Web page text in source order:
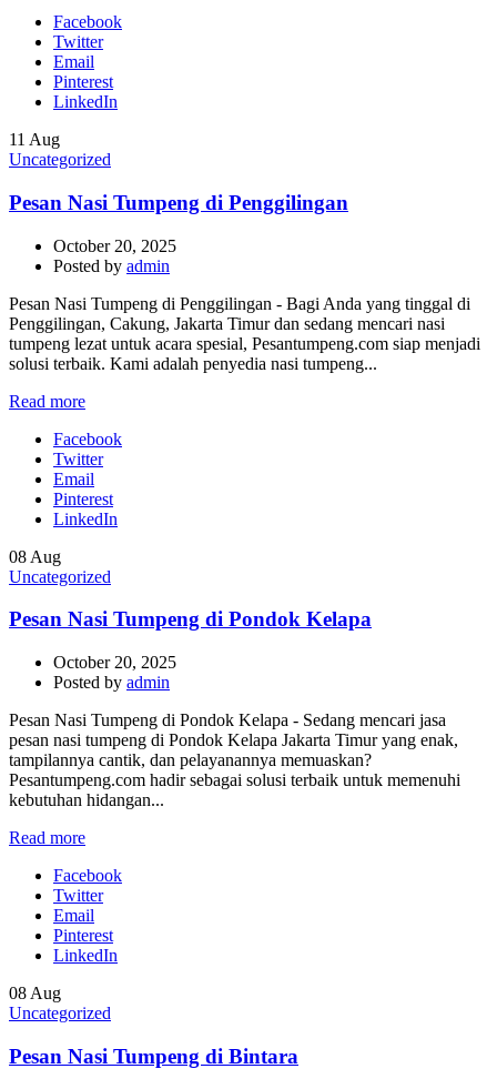
Facebook
Twitter
Email
Pinterest
LinkedIn
11 Aug
Uncategorized
Pesan Nasi Tumpeng di Penggilingan
October 20, 2025
Posted by admin
Pesan Nasi Tumpeng di Penggilingan - Bagi Anda yang tinggal di
Penggilingan, Cakung, Jakarta Timur dan sedang mencari nasi
tumpeng lezat untuk acara spesial, Pesantumpeng.com siap menjadi
solusi terbaik. Kami adalah penyedia nasi tumpeng...
Read more
Facebook
Twitter
Email
Pinterest
LinkedIn
08 Aug
Uncategorized
Pesan Nasi Tumpeng di Pondok Kelapa
October 20, 2025
Posted by admin
Pesan Nasi Tumpeng di Pondok Kelapa - Sedang mencari jasa
pesan nasi tumpeng di Pondok Kelapa Jakarta Timur yang enak,
tampilannya cantik, dan pelayanannya memuaskan?
Pesantumpeng.com hadir sebagai solusi terbaik untuk memenuhi
kebutuhan hidangan...
Read more
Facebook
Twitter
Email
Pinterest
LinkedIn
08 Aug
Uncategorized
Pesan Nasi Tumpeng di Bintara